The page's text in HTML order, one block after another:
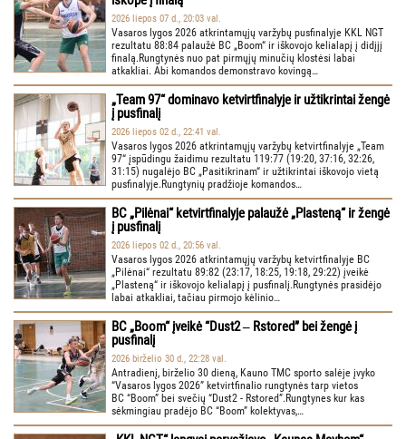
2026 liepos 07 d., 20:03 val.
Vasaros lygos 2026 atkrintamųjų varžybų pusfinalyje KKL NGT
rezultatu 88:84 palaužė BC „Boom“ ir iškovojo kelialapį į didįjį
finalą.Rungtynės nuo pat pirmųjų minučių klostėsi labai
atkakliai. Abi komandos demonstravo kovingą…
„Team 97“ dominavo ketvirtfinalyje ir užtikrintai žengė
į pusfinalį
2026 liepos 02 d., 22:41 val.
Vasaros lygos 2026 atkrintamųjų varžybų ketvirtfinalyje „Team
97“ įspūdingu žaidimu rezultatu 119:77 (19:20, 37:16, 32:26,
31:15) nugalėjo BC „Pasitikrinam“ ir užtikrintai iškovojo vietą
pusfinalyje.Rungtynių pradžioje komandos…
BC „Pilėnai“ ketvirtfinalyje palaužė „Plasteną“ ir žengė
į pusfinalį
2026 liepos 02 d., 20:56 val.
Vasaros lygos 2026 atkrintamųjų varžybų ketvirtfinalyje BC
„Pilėnai“ rezultatu 89:82 (23:17, 18:25, 19:18, 29:22) įveikė
„Plasteną“ ir iškovojo kelialapį į pusfinalį.Rungtynės prasidėjo
labai atkakliai, tačiau pirmojo kėlinio…
BC „Boom“ įveikė “Dust2 ‒ Rstored” bei žengė į
pusfinalį
2026 birželio 30 d., 22:28 val.
Antradienį, birželio 30 dieną, Kauno TMC sporto salėje įvyko
“Vasaros lygos 2026” ketvirtfinalio rungtynės tarp vietos
BC “Boom” bei svečių “Dust2 - Rstored”.Rungtynes kur kas
sėkmingiau pradėjo BC “Boom” kolektyvas,…